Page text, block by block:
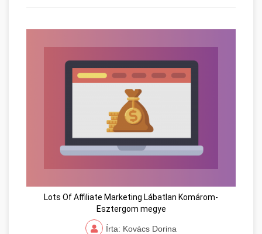
Lots Of Affiliate Marketing Lábatlan Komárom-
Esztergom megye
Írta: Kovács Dorina